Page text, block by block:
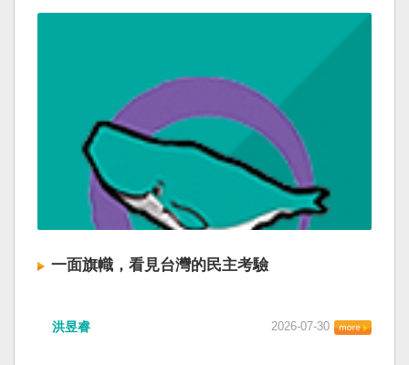
一面旗幟，看見台灣的民主考驗
洪昱睿 2026-07-30